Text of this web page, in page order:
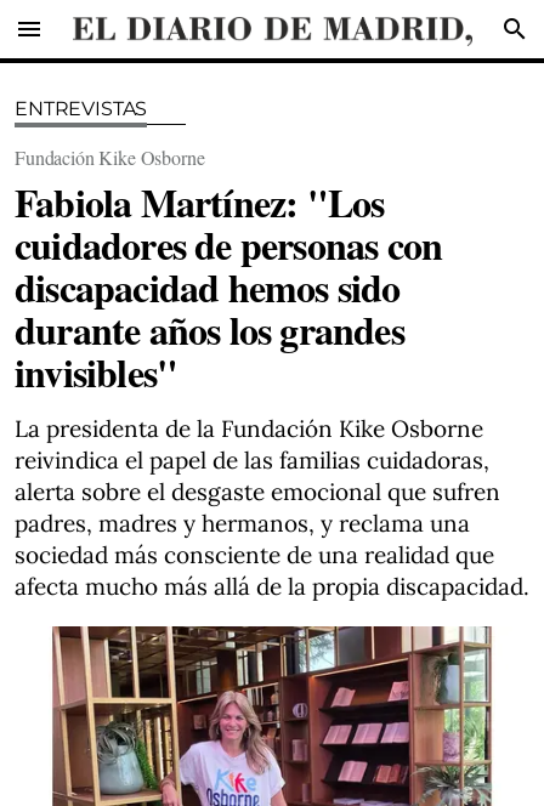
menu search
ENTREVISTAS
Fundación Kike Osborne
Fabiola Martínez: "Los
cuidadores de personas con
discapacidad hemos sido
durante años los grandes
invisibles"
La presidenta de la Fundación Kike Osborne
reivindica el papel de las familias cuidadoras,
alerta sobre el desgaste emocional que sufren
padres, madres y hermanos, y reclama una
sociedad más consciente de una realidad que
afecta mucho más allá de la propia discapacidad.